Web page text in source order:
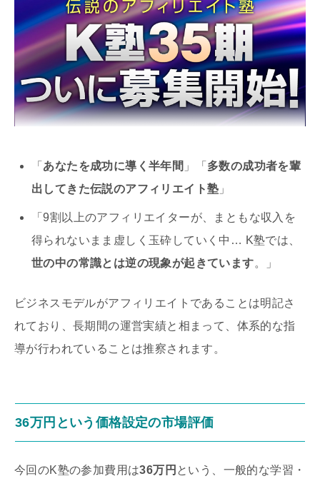
「 あなたを成功に導く半年間 」「 多数の成功者を輩
出してきた伝説のアフィリエイト塾 」
「9割以上のアフィリエイターが、まともな収入を
得られないまま虚しく玉砕していく中… K塾では、
世の中の常識とは逆の現象が起きています。」
ビジネスモデルがアフィリエイトであることは明記さ
れており、長期間の運営実績と相まって、体系的な指
導が行われていることは推察されます。
36万円という価格設定の市場評価
今回のK塾の参加費用は36万円 という、一般的な学習・